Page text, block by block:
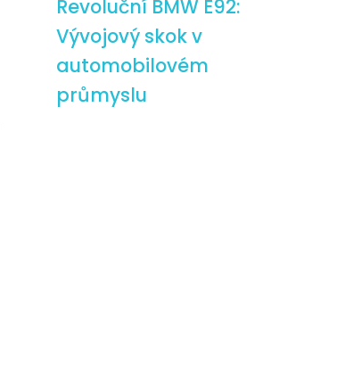
Revoluční BMW E92:
Vývojový skok v
automobilovém
průmyslu